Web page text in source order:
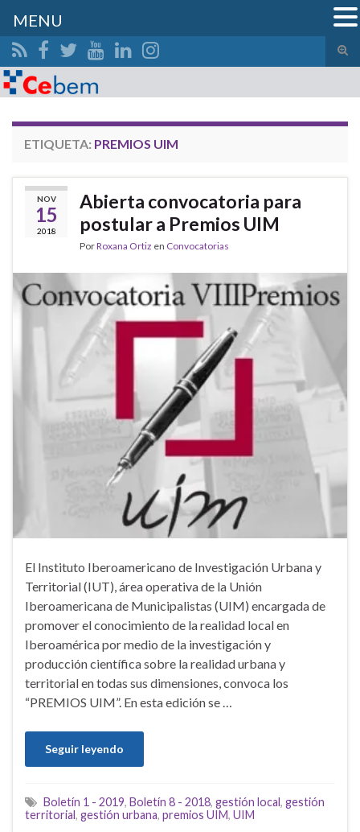
el
Search for:
ETIQUETA: PREMIOS UIM
NOV
15
2018
Abierta convocatoria para
postular a Premios UIM
PorRoxana Ortiz en Convocatorias
El Instituto Iberoamericano de Investigación Urbana y
Territorial (IUT), área operativa de la Unión
Iberoamericana de Municipalistas (UIM) encargada de
promover el conocimiento de la realidad local en
Iberoamérica por medio de la investigación y
producción científica sobre la realidad urbana y
territorial en todas sus dimensiones, convoca los
“PREMIOS UIM”. En esta edición se …
Seguir leyendo
Boletín 1 - 2019, Boletín 8 - 2018, gestión local, gestión
territorial, gestión urbana, premios UIM, UIM
MENU